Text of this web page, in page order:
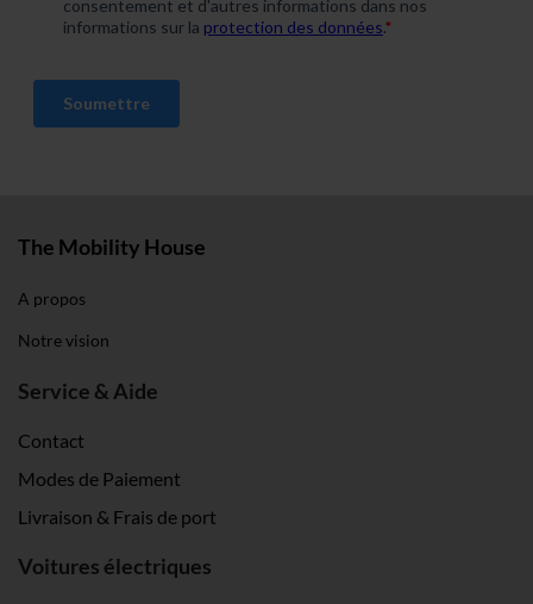
The Mobility House
A propos
Notre vision
Service & Aide
Contact
Modes de Paiement
Livraison & Frais de port
Voitures électriques